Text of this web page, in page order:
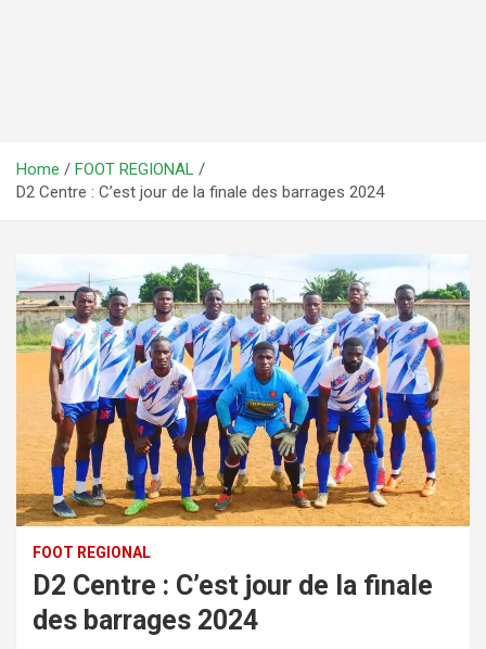
Home
FOOT REGIONAL
D2 Centre : C’est jour de la finale des barrages 2024
FOOT REGIONAL
D2 Centre : C’est jour de la finale
des barrages 2024